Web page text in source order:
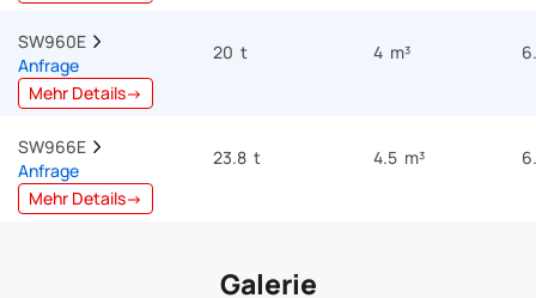
SW960E
Anfrage
Mehr Details→
20 t 4 m³
SW966E
Anfrage
Mehr Details→
23.8 t 4.5 m³
Galerie